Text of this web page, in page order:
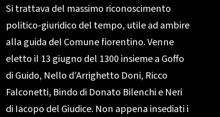
Si trattava del massimo riconoscimento
politico-giuridico del tempo, utile ad ambire
alla guida del Comune fiorentino. Venne
eletto il 13 giugno del 1300 insieme a Goffo
di Guido, Nello d’Arrighetto Doni, Ricco
Falconetti, Bindo di Donato Bilenchi e Neri
di Iacopo del Giudice. Non appena insediati i